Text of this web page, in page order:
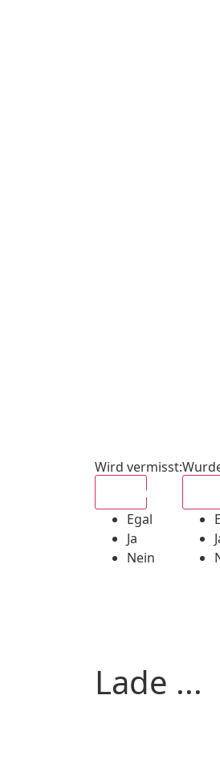
Wird vermisst:
Egal
Ja
Nein
Lade ...